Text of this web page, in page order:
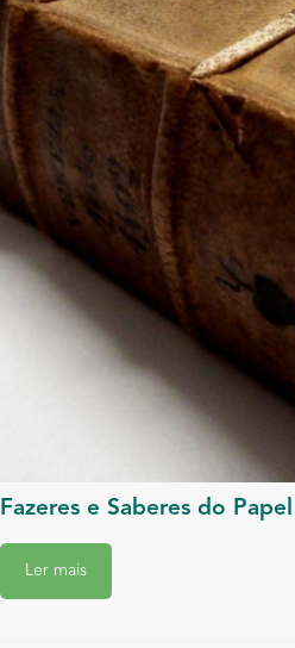
Fazeres e Saberes do
Ler mais